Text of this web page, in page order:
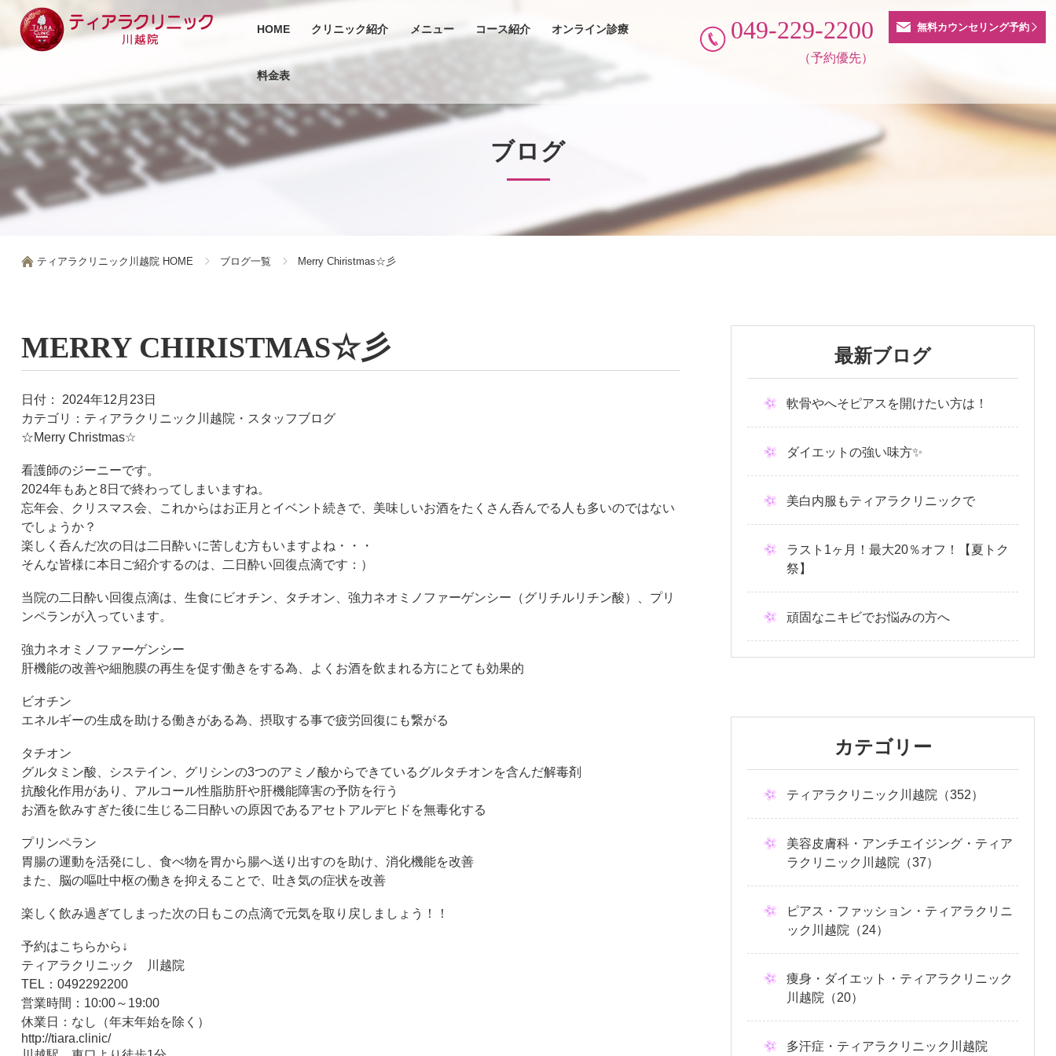
HOME クリニック紹介 メニュー コース紹介 オンライン診療
料金表
無料カウンセリング予約
049-229-2200
（予約優先）
ブログ
ティアラクリニック川越院 HOME ブログ一覧 Merry Chiristmas☆彡
MERRY CHIRISTMAS☆彡
日付：
2024年12月23日
カテゴリ： ティアラクリニック川越院・スタッフブログ
☆Merry Christmas☆
看護師のジーニーです。
2024年もあと8日で終わってしまいますね。
忘年会、クリスマス会、これからはお正月とイベント続きで、美味しいお酒をたくさん呑んでる人も多いのではない
でしょうか？
楽しく呑んだ次の日は二日酔いに苦しむ方もいますよね・・・
そんな皆様に本日ご紹介するのは、二日酔い回復点滴です：）
当院の二日酔い回復点滴は、生食にビオチン、タチオン、強力ネオミノファーゲンシー（グリチルリチン酸）、プリ
ンペランが入っています。
強力ネオミノファーゲンシー
肝機能の改善や細胞膜の再生を促す働きをする為、よくお酒を飲まれる方にとても効果的
ビオチン
エネルギーの生成を助ける働きがある為、摂取する事で疲労回復にも繋がる
タチオン
グルタミン酸、システイン、グリシンの3つのアミノ酸からできているグルタチオンを含んだ解毒剤
抗酸化作用があり、アルコール性脂肪肝や肝機能障害の予防を行う
お酒を飲みすぎた後に生じる二日酔いの原因であるアセトアルデヒドを無毒化する
プリンペラン
胃腸の運動を活発にし、食べ物を胃から腸へ送り出すのを助け、消化機能を改善
また、脳の嘔吐中枢の働きを抑えることで、吐き気の症状を改善
楽しく飲み過ぎてしまった次の日もこの点滴で元気を取り戻しましょう！！
予約はこちらから↓
ティアラクリニック 川越院
TEL ： 0492292200
営業時間： 10:00～ 19:00
休業日：なし（年末年始を除く）
http://tiara.clinic/
最新ブログ
軟骨やへそピアスを開けたい方は！
ダイエットの強い味方✨
美白内服もティアラクリニックで
ラスト1ヶ月！最大20％オフ！【夏トク
祭】
頑固なニキビでお悩みの方へ
カテゴリー
ティアラクリニック川越院（352）
美容皮膚科・アンチエイジング・ティア
ラクリニック川越院（37）
ピアス・ファッション・ティアラクリニ
ック川越院（24）
痩身・ダイエット・ティアラクリニック
川越院（20）
多汗症・ティアラクリニック川越院